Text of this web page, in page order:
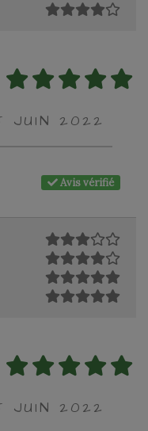
JUIN 2022
Avis vérifié
JUIN 2022